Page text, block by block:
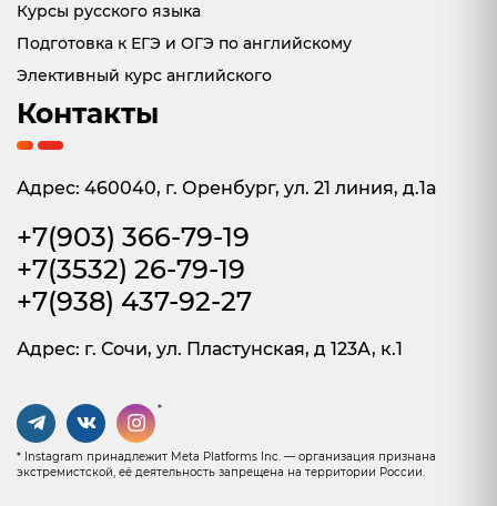
Курсы русского языка
Подготовка к ЕГЭ и ОГЭ по английскому
Элективный курс английского
Контакты
Адрес: 460040, г. Оренбург, ул. 21 линия, д.1а
+7(903) 366-79-19
+7(3532) 26-79-19
+7(938) 437-92-27
Адрес: г. Сочи, ул. Пластунская, д 123А, к.1
*
* Instagram принадлежит Meta Platforms Inc. — организация признана
экстремистской, её деятельность запрещена на территории России.